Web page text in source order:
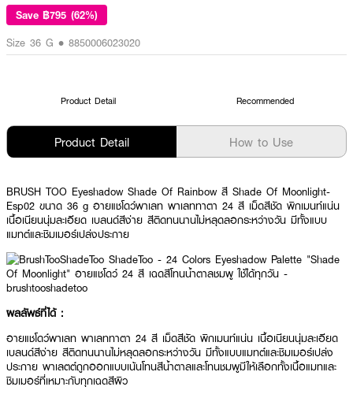
Save ฿795 (62%)
Size 36 G • 8850006023020
Product Detail Recommended
Product Detail How to Use
BRUSH TOO Eyeshadow Shade Of Rainbow สี Shade Of Moonlight-
Esp02 ขนาด 36 g อายแชโดว์พาเลท พาเลททาตา 24 สี เม็ดสีชัด พิกเมนท์แน่น
เนื้อเนียนนุ่มละเอียด เบลนด์สีง่าย สีติดทนนานไม่หลุดลอกระหว่างวัน มีทั้งแบบ
แมทต์และชิมเมอร์เปล่งประกาย
ผลลัพธ์ที่ได้ :
อายแชโดว์พาเลท พาเลททาตา 24 สี เม็ดสีชัด พิกเมนท์แน่น เนื้อเนียนนุ่มละเอียด
เบลนด์สีง่าย สีติดทนนานไม่หลุดลอกระหว่างวัน มีทั้งแบบแมทต์และชิมเมอร์เปล่ง
ประกาย พาเลตต์ถูกออกแบบเน้นโทนสีน้ำตาลและโทนชมพูมีให้เลือกทั้งเนื้อแมทและ
ชิมเมอร์ที่เหมาะกับทุกเฉดสีผิว